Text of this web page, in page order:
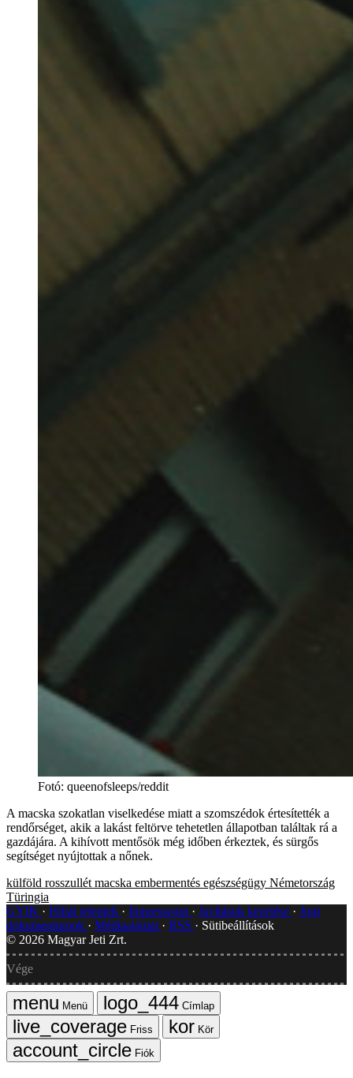
Fotó: queenofsleeps/reddit
A macska szokatlan viselkedése miatt a szomszédok értesítették a
rendőrséget, akik a lakást feltörve tehetetlen állapotban találtak rá a
gazdájára. A kihívott mentősök még időben érkeztek, és sürgős
segítséget nyújtottak a nőnek.
külföld rosszullét macska embermentés egészségügy Németország
Türingia
GYIK
Hibát jelentek Impresszum Javítások kezelése
Jogi
dokumentumok
Médiaajánlat RSS
Sütibeállítások
© 2026 Magyar Jeti Zrt.
Vége
Menü
Címlap
Friss
Kör
Fiók